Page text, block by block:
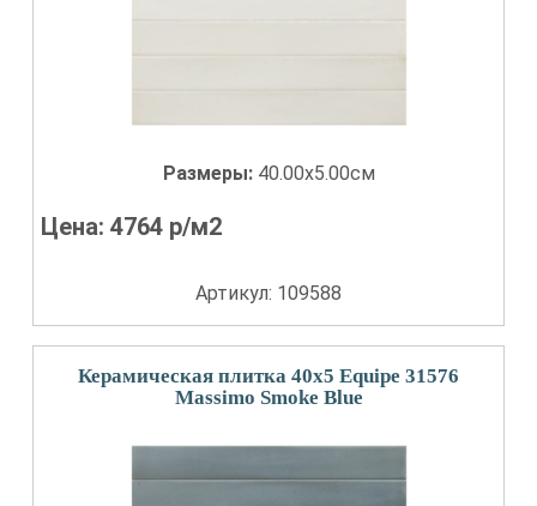
Размеры: 40.00x5.00см
Цена:4764 р/м2
Артикул: 109588
Керамическая плитка 40x5 Equipe 31576
Massimo Smoke Blue